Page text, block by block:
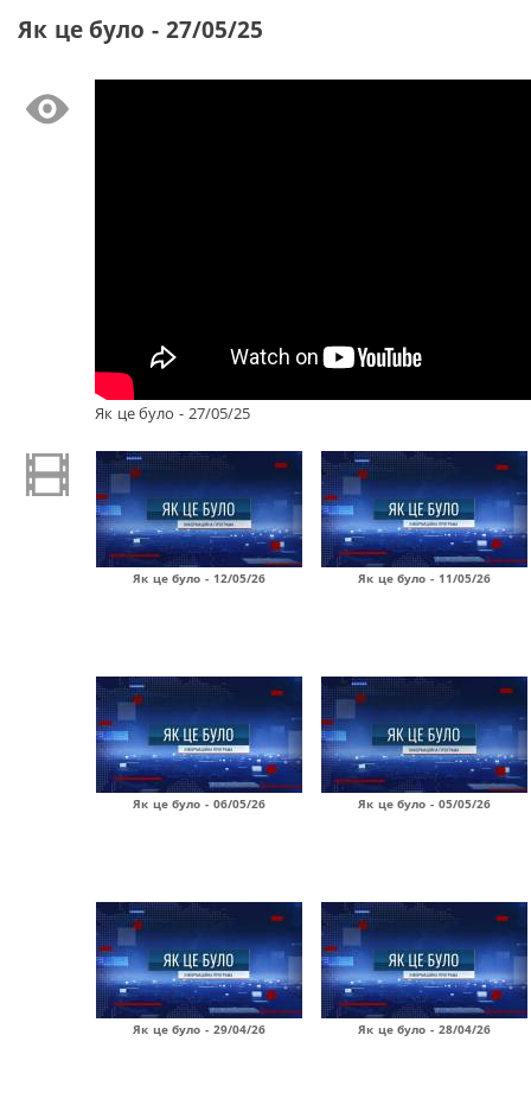
Як це було - 27/05/25
Як це було - 27/05/25
Як це було - 12/05/26 Як це було - 11/05/26
Як це було - 06/05/26 Як це було - 05/05/26
Як це було - 29/04/26 Як це було - 28/04/26